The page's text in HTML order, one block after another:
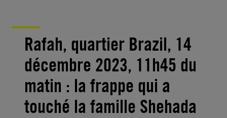
Rafah, quartier Brazil, 14
décembre 2023, 11h45 du
matin : la frappe qui a
touché la famille Shehada